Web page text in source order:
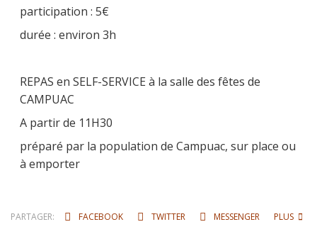
participation : 5€
durée : environ 3h
REPAS en SELF-SERVICE à la salle des fêtes de
CAMPUAC
A partir de 11H30
préparé par la population de Campuac, sur place ou
à emporter
PARTAGER: FACEBOOK TWITTER MESSENGER PLUS